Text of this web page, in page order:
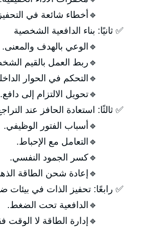
🔹أخطاء شائعة في
✅ ثانيًا: بناء الدافعية الشخصية
🔹الوعي بالهدف والمعنى.
🔹ربط العمل بالقيم
🔹التحكم في الحوار
🔹تحويل الالتزام إلى دافع.
✅ ثالثًا: استعادة الحافز عند
🔹أسباب الفتور الوظيفي.
🔹التعامل مع الإحباط.
🔹كسر الجمود النفسي.
🔹إعادة شحن الطاقة
✅ رابعًا: تحفيز الذات في بيئات
🔹الدافعية تحت الضغط.
🔹إدارة الطاقة لا الوقت